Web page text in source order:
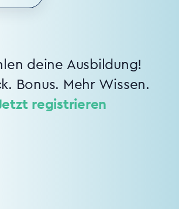
deine Ausbildung!
Bonus. Mehr Wissen.
registrieren